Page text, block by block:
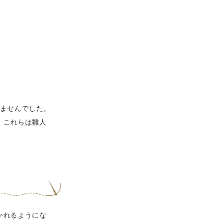
せんでした。
れらは雛人
れるようにな